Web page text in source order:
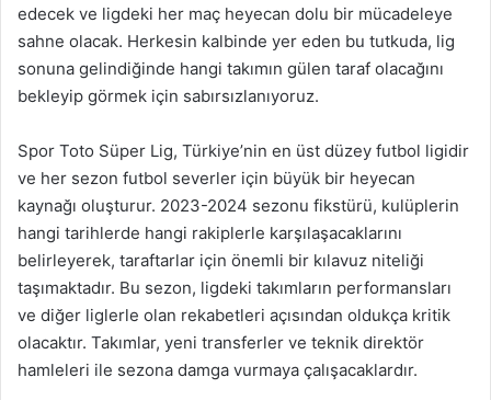
edecek ve ligdeki her maç heyecan dolu bir mücadeleye
sahne olacak. Herkesin kalbinde yer eden bu tutkuda, lig
sonuna gelindiğinde hangi takımın gülen taraf olacağını
bekleyip görmek için sabırsızlanıyoruz.
Spor Toto Süper Lig, Türkiye’nin en üst düzey futbol ligidir
ve her sezon futbol severler için büyük bir heyecan
kaynağı oluşturur. 2023-2024 sezonu fikstürü, kulüplerin
hangi tarihlerde hangi rakiplerle karşılaşacaklarını
belirleyerek, taraftarlar için önemli bir kılavuz niteliği
taşımaktadır. Bu sezon, ligdeki takımların performansları
ve diğer liglerle olan rekabetleri açısından oldukça kritik
olacaktır. Takımlar, yeni transferler ve teknik direktör
hamleleri ile sezona damga vurmaya çalışacaklardır.